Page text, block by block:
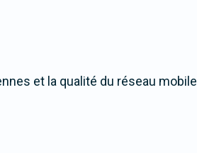
et la qualité du réseau mobile